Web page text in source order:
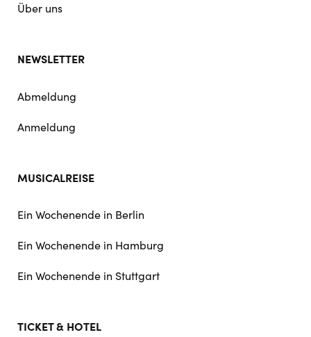
Über uns
NEWSLETTER
Abmeldung
Anmeldung
MUSICALREISE
Ein Wochenende in Berlin
Ein Wochenende in Hamburg
Ein Wochenende in Stuttgart
TICKET & HOTEL